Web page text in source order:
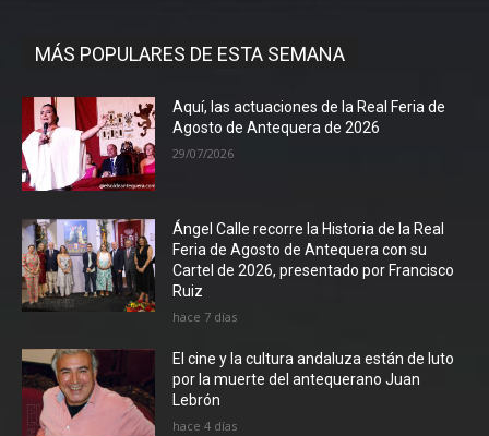
MÁS POPULARES DE ESTA SEMANA
Aquí, las actuaciones de la Real Feria de
Agosto de Antequera de 2026
29/07/2026
Ángel Calle recorre la Historia de la Real
Feria de Agosto de Antequera con su
Cartel de 2026, presentado por Francisco
Ruiz
hace 7 días
El cine y la cultura andaluza están de luto
por la muerte del antequerano Juan
Lebrón
hace 4 días